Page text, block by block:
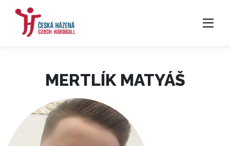
MERTLÍK MATYÁŠ